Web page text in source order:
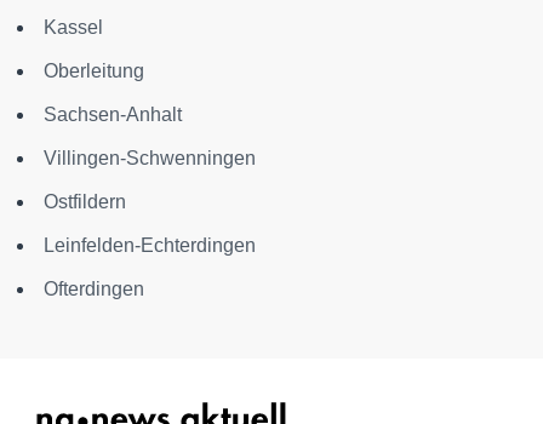
Kassel
Oberleitung
Sachsen-Anhalt
Villingen-Schwenningen
Ostfildern
Leinfelden-Echterdingen
Ofterdingen